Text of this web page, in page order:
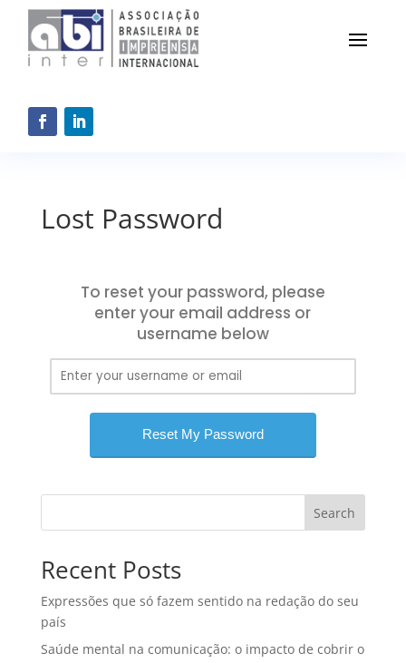
Lost Password
To reset your password, please
enter your email address or
username below
Search
Recent Posts
Expressões que só fazem sentido na redação do seu
país
Saúde mental na comunicação: o impacto de cobrir o